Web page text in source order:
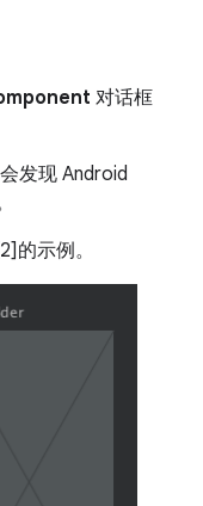
对话框
发现 Android
的示例。